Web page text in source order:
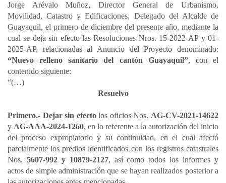
p
k
n
i
r
Jorge Arévalo Muñoz, Director General de Urbanismo,
Movilidad, Catastro y Edificaciones, Delegado del Alcalde de
Guayaquil, el primero de diciembre del presente año, mediante la
cual se deja sin efecto las Resoluciones Nros. 15-2022-AP y 01-
2025-AP, relacionadas al Anuncio del Proyecto denominado:
“Nuevo relleno sanitario del cantón Guayaquil”, con el
contenido siguiente:
“(…)
Resuelvo
Primero.- Dejar sin efectolos oficios Nos. AG-CV-2021-14622
y AG-AAA-2024-1260, en lo referente a la autorización del inicio
del proceso expropiatorio y su continuidad, en el cual afectó
parcialmente los predios identificados con los registros catastrales
Nos. 5607-992 y 10879-2127, así como todos los informes y
actos de simple administración que se hayan realizados posterior a